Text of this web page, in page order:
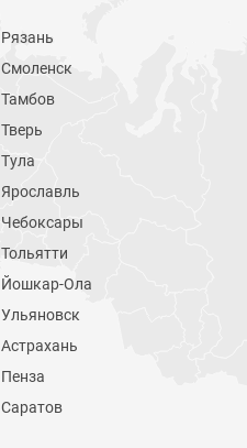
Рязань
Смоленск
Тамбов
Тверь
Тула
Ярославль
Чебоксары
Тольятти
Йошкар-Ола
Ульяновск
Астрахань
Пенза
Саратов